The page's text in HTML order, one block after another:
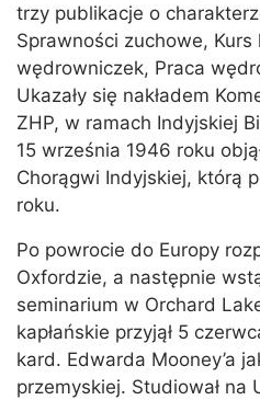
trzy publikacje o
Sprawności zuchowe,
wędrowniczek, Praca
Ukazały się nakładem
ZHP, w ramach Indyjskiej
15 września 1946 roku
Chorągwi Indyjskiej, którą
roku.
Po powrocie do Europy
Oxfordzie, a następnie
seminarium w Orchard
kapłańskie przyjął 5
kard. Edwarda Mooney’a
przemyskiej. Studiował na